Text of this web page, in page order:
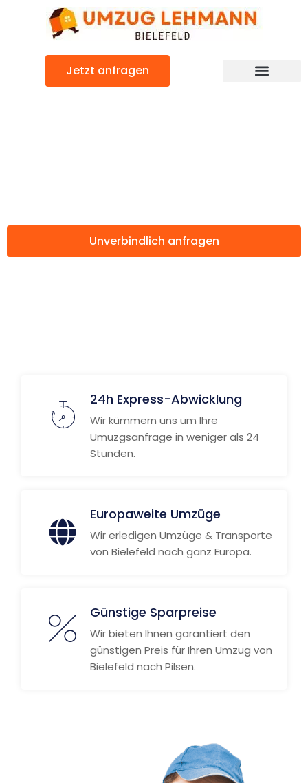
Jetzt anfragen
Unverbindlich anfragen
24h Express-Abwicklung
Wir kümmern uns um Ihre
Umuzgsanfrage in weniger als 24
Stunden.
Europaweite Umzüge
Wir erledigen Umzüge & Transporte
von Bielefeld nach ganz Europa.
Günstige Sparpreise
Wir bieten Ihnen garantiert den
günstigen Preis für Ihren Umzug von
Bielefeld nach Pilsen.